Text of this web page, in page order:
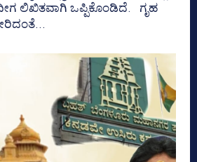
ಲಿಖಿತವಾಗಿ ಒಪ್ಪಿಕೊಂಡಿದೆ. ಗೃಹ